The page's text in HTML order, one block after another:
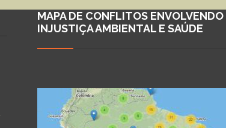
MAPA DE CONFLITOS ENVOLVENDO
INJUSTIÇA AMBIENTAL E SAÚDE